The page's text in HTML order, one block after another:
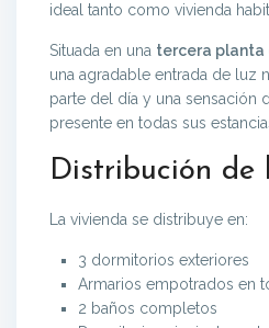
ideal tanto como vivienda
Situada en una tercera planta
una agradable entrada de luz
parte del día y una sensación
presente en todas sus
Distribución de
La vivienda se distribuye en:
3 dormitorios exteriores
Armarios empotrados en
2 baños completos